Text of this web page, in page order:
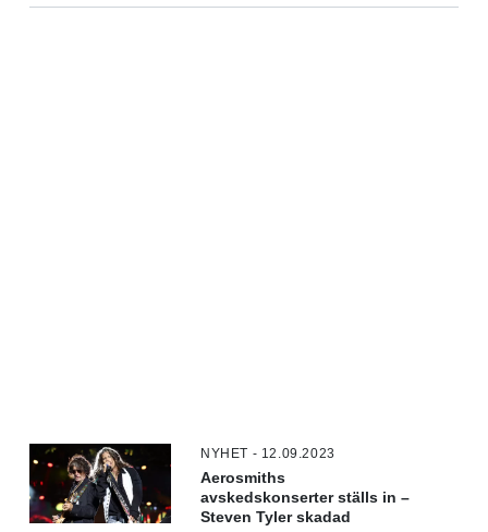
NYHET - 12.09.2023
Aerosmiths
avskedskonserter ställs in –
Steven Tyler skadad